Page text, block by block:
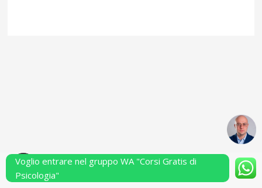
Powered by Performarsi S.a.s.
Voglio entrare nel gruppo WA "Corsi Gratis di
Psicologia"